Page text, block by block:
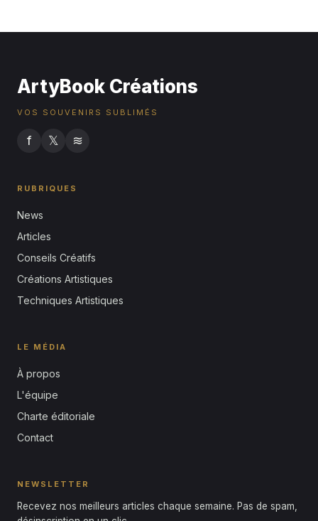
ArtyBook Créations
VOS SOUVENIRS SUBLIMÉS
f 𝕏 ≋
RUBRIQUES
News
Articles
Conseils Créatifs
Créations Artistiques
Techniques Artistiques
LE MÉDIA
À propos
L'équipe
Charte éditoriale
Contact
NEWSLETTER
Recevez nos meilleurs articles chaque semaine. Pas de spam,